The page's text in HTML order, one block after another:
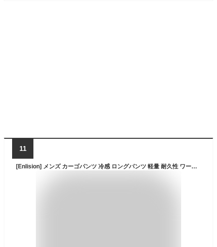
11
[Enlision] メンズ カーゴパンツ 冷感 ロングパンツ 軽量 耐久性 ワークパンツ 多機能ポケット 作業用 撥水 カジュアル オールシーズン ブラック XLサイズ